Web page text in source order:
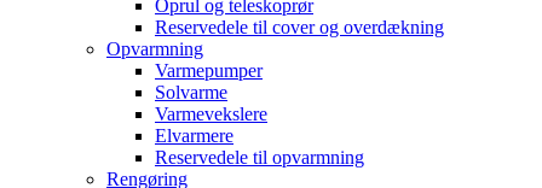
Oprul og teleskoprør
Reservedele til cover og overdækning
Opvarmning
Varmepumper
Solvarme
Varmevekslere
Elvarmere
Reservedele til opvarmning
Rengøring